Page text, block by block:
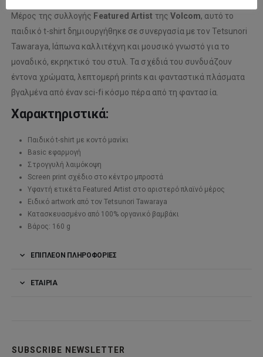
Μέρος της συλλογής Featured Artist της Volcom, αυτό το
παιδικό t-shirt δημιουργήθηκε σε συνεργασία με τονTetsunori
Tawaraya, Ιάπωνα καλλιτέχνη και μουσικό γνωστό για το
μοναδικό, εκρηκτικό του στυλ. Τα σχέδιά του συνδυάζουν
έντονα χρώματα, λεπτομερή prints και φανταστικά πλάσματα
βγαλμένα από έναν sci-fi κόσμο πέρα από τη φαντασία.
Χαρακτηριστικά:
Παιδικό t-shirt με κοντό μανίκι
Basic εφαρμογή
Στρογγυλή λαιμόκοψη
Screen print σχέδιο στο κέντρο μπροστά
Υφαντή ετικέτα Featured Artist στο αριστερό πλαϊνό μέρος
Ειδικό artwork από τον Tetsunori Tawaraya
Κατασκευασμένο από 100% οργανικό βαμβάκι
Βάρος: 160 g
ΕΠΙΠΛΈΟΝ ΠΛΗΡΟΦΟΡΊΕΣ
ΕΤΑΙΡΊΑ
SUBSCRIBE NEWSLETTER